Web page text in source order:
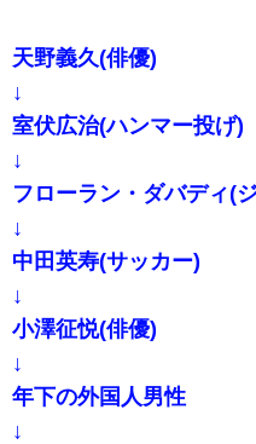
天野義久(俳優)
↓
室伏広治(ハンマー投げ)
↓
フローラン・ダバディ(
↓
中田英寿(サッカー)
↓
小澤征悦(俳優)
↓
年下の外国人男性
↓